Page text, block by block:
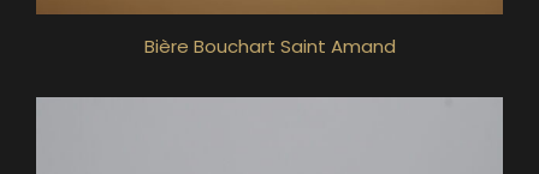
Bière Bouchart Saint Amand